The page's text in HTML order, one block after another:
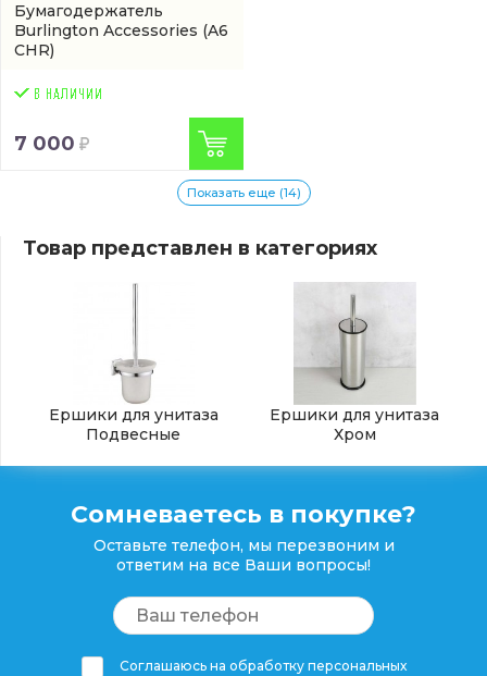
Бумагодержатель
Burlington Accessories (A6
CHR)
7 000
Показать еще (14)
Товар представлен в категориях
Ершики для унитаза
Подвесные
Ершики для унитаза
Хром
Сомневаетесь в покупке?
Оставьте телефон, мы перезвоним и
ответим на все Ваши вопросы!
Соглашаюсь на обработку персональных